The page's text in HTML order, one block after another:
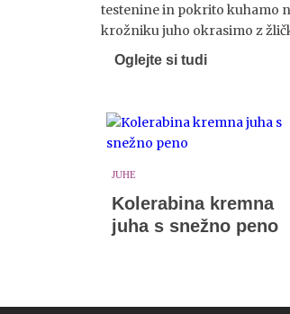
testenine in pokrito kuhamo
krožniku juho okrasimo z
Oglejte si tudi
JUHE
Kolerabina kremna
juha s snežno peno